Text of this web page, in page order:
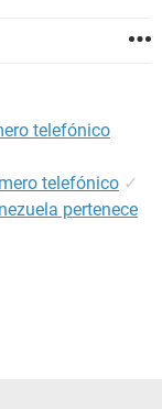
telefónico
telefónico ✓
pertenece